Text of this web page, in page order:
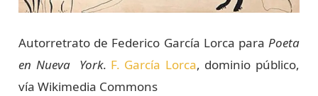
Autorretrato de Federico García Lorca para Poeta
en Nueva York. F. García Lorca, dominio público,
vía Wikimedia Commons